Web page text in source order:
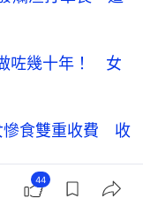
咗幾十年！ 女
慘食雙重收費 收
求情「坐錯」想
44